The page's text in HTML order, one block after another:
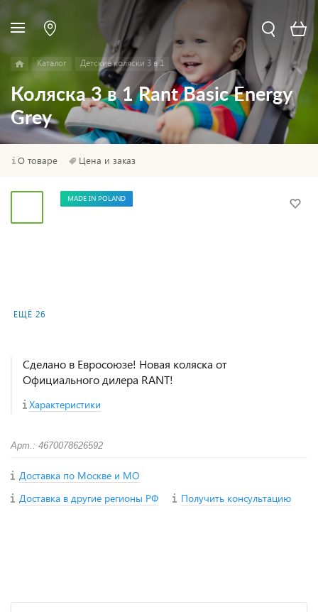
Каталог Детские коляски 3 в 1
Коляска 3 в 1 Rant Basic Energy
Grey
О товаре Цена и заказ
ЕЩЁ 26
MADE IN POLAND
Сделано в Евросоюзе! Новая коляска от
Официального дилера RANT!
Характеристики
Арт.: 4670078626592
Доставка по Москве и МО
Доставка в другие регионы РФ
Получить консультацию